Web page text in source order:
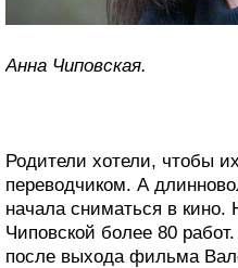
Анна Чиповская.
Родители хотели, чтобы
переводчиком. А
начала сниматься в кино.
Чиповской более 80
после выхода фильма